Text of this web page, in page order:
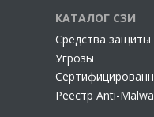
КАТАЛОГ СЗИ
Cредства защиты
Угрозы
Реестр Anti-